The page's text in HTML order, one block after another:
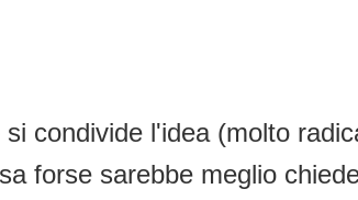
condivide l'idea (molto
forse sarebbe meglio